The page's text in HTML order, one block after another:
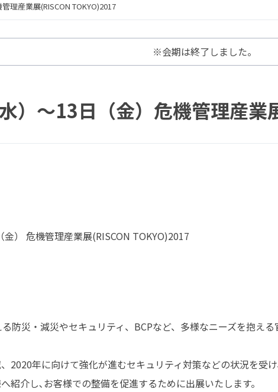
理産業展(RISCON TOKYO)2017
※会期は終了しました。
）～13日（金）危機管理産業
） 危機管理産業展(RISCON TOKYO)2017
防災・減災やセキュリティ、BCPなど、多様なニーズを抱え
2020年に向けて強化が進むセキュリティ対策などの状況を受
紹介し､お客様での整備を促進するために出展いたします。